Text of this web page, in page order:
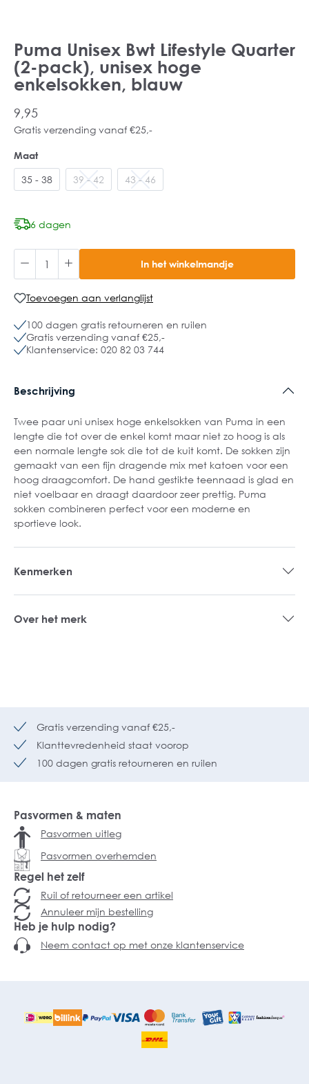
Puma Unisex Bwt Lifestyle Quarter
(2-pack), unisex hoge
enkelsokken, blauw
9,95
Gratis verzending vanaf €25,-
Maat
35 - 38 39 - 42 43 - 46
6 dagen
In het winkelmandje
Toevoegen aan verlanglijst
100 dagen gratis retourneren en ruilen
Gratis verzending vanaf €25,-
Klantenservice: 020 82 03 744
Beschrijving
Twee paar uni unisex hoge enkelsokken van Puma in een
lengte die tot over de enkel komt maar niet zo hoog is als
een normale lengte sok die tot de kuit komt. De sokken zijn
gemaakt van een fijn dragende mix met katoen voor een
hoog draagcomfort. De hand gestikte teennaad is glad en
niet voelbaar en draagt daardoor zeer prettig. Puma
sokken combineren perfect voor een moderne en
sportieve look.
Kenmerken
Over het merk
Gratis verzending vanaf €25,-
Klanttevredenheid staat voorop
100 dagen gratis retourneren en ruilen
Pasvormen & maten
Pasvormen uitleg
Pasvormen overhemden
Regel het zelf
Ruil of retourneer een artikel
Annuleer mijn bestelling
Heb je hulp nodig?
Neem contact op met onze klantenservice